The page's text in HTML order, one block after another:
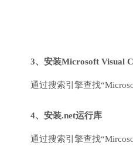
3、安装Microsoft Visual
通过搜索引擎查找
4、安装.net运行库
通过搜索引擎查找